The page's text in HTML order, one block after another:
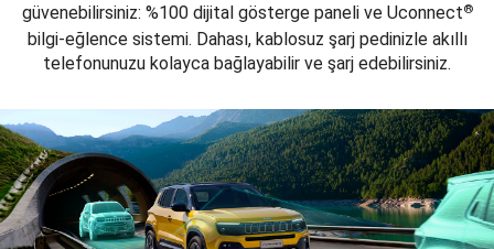
güvenebilirsiniz: %100 dijital gösterge paneli ve Uconnect®
bilgi-eğlence sistemi. Dahası, kablosuz şarj pedinizle akıllı
telefonunuzu kolayca bağlayabilir ve şarj edebilirsiniz.